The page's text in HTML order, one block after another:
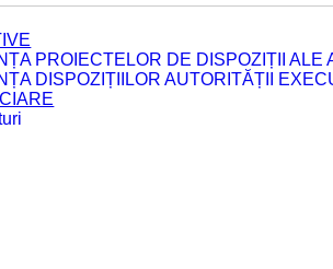
PROIECTELOR DE DISPOZIȚII ALE
DISPOZIȚIILOR AUTORITĂȚII